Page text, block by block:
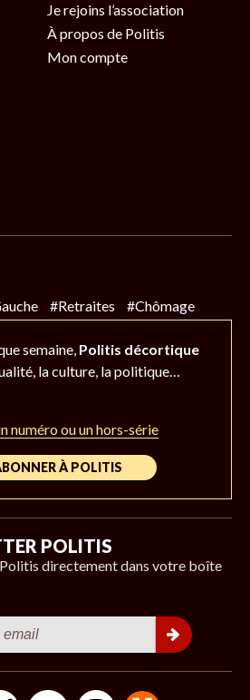
Je rejoins l’association
À propos de Politis
Mon compte
#Retraites #Chômage
semaine, Politis décortique
la culture, la politique…
numéro ou un hors-série
À POLITIS
POLITIS
Politis directement dans votre boîte